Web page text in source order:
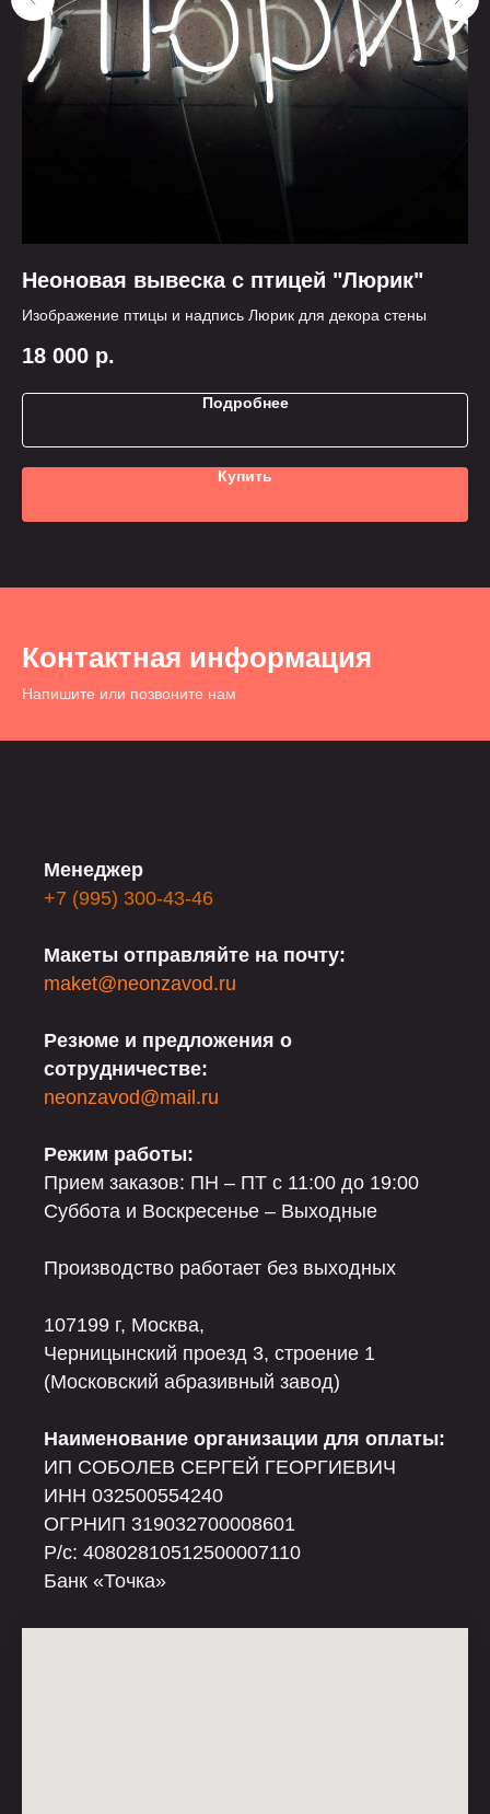
Неоновая вывеска с птицей "Люрик"
Изображение птицы и надпись Люрик для декора стены
18 000 р.
Подробнее
Купить
Контактная информация
Напишите или позвоните нам
Менеджер
+7 (995) 300-43-46
Макеты отправляйте на почту:
maket@neonzavod.ru
Резюме и предложения о
сотрудничестве:
neonzavod@mail.ru
Режим работы:
Прием заказов: ПН – ПТ с 11:00 до 19:00
Суббота и Воскресенье – Выходные
Производство работает без выходных
107199 г, Москва,
Черницынский проезд 3, строение 1
(Московский абразивный завод)
Наименование организации для оплаты:
ИП СОБОЛЕВ СЕРГЕЙ ГЕОРГИЕВИЧ
ИНН 032500554240
ОГРНИП 319032700008601
Р/c: 40802810512500007110
Банк «Точка»